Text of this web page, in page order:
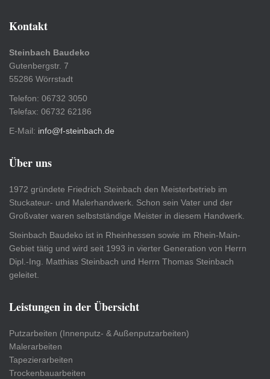
Kontakt
Steinbach Baudeko
Gutenbergstr. 7
55286 Wörrstadt
Telefon: 06732 3050
Telefax: 06732 62186
E-Mail: info@f-steinbach.de
Über uns
1972 gründete Friedrich Steinbach den Meisterbetrieb im
Stuckateur- und Malerhandwerk. Schon sein Vater und der
Großvater waren selbstständige Meister in diesem Handwerk.
Steinbach Baudeko ist in Rheinhessen sowie im Rhein-Main-
Gebiet tätig und wird seit 1993 in vierter Generation von Herrn
Dipl.-Ing. Matthias Steinbach und Herrn Thomas Steinbach
geleitet.
Leistungen in der Übersicht
Putzarbeiten (Innenputz- & Außenputzarbeiten)
Malerarbeiten
Tapezierarbeiten
Trockenbauarbeiten